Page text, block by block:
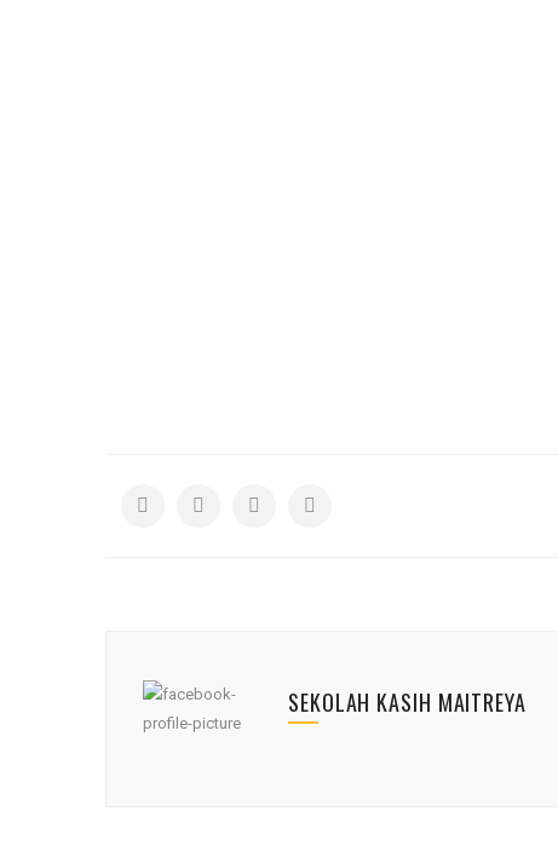
SEKOLAH KASIH MAITREYA